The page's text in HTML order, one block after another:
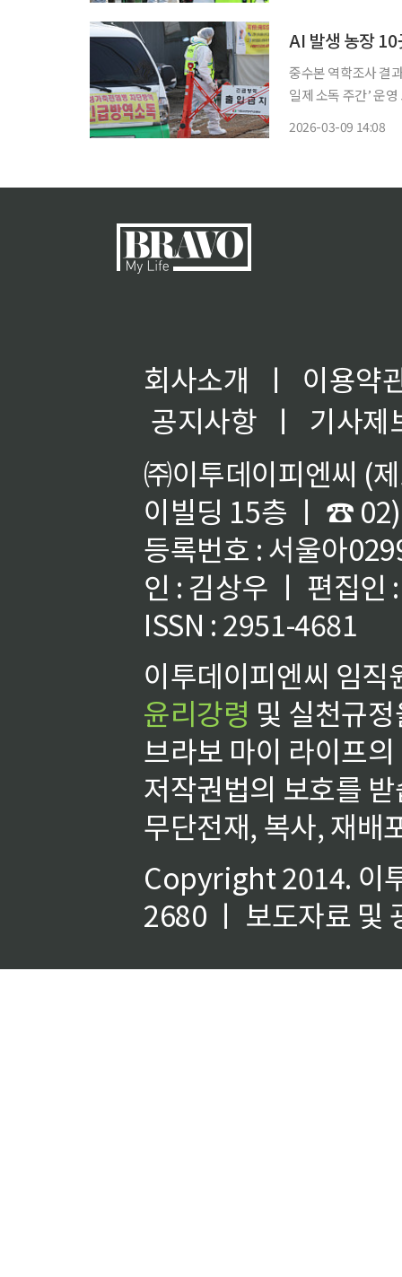
AI 발생 농장
중수본 역학조사 결
일제 소독 주간’ 운영 고병원성 조류인플루엔자(AI)가 발생한 가금농장의 상당수가 기본적인
2026-03-09 14:08
회사소개 ㅣ
이용약
공지사항
ㅣ
기사제
㈜이투데이피엔씨 (
이빌딩 15층 ㅣ ☎
등록번호 : 서울아
인 : 김상우 ㅣ 편집인
ISSN : 2951-4681
이투데이피엔씨 임
윤리강령 및 실천규
브라보 마이 라이프
저작권법의 보호를
무단전재, 복사, 재배
Copyright 2014. 이
2680 ㅣ 보도자료